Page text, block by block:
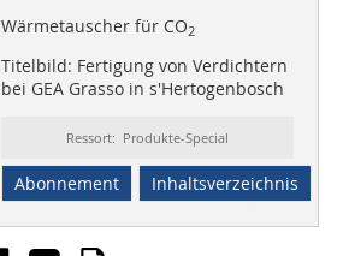
Wärmetauscher für CO2
Titelbild: Fertigung von Verdichtern
bei GEA Grasso in s'Hertogenbosch
Ressort: Produkte-Special
Abonnement Inhaltsverzeichnis